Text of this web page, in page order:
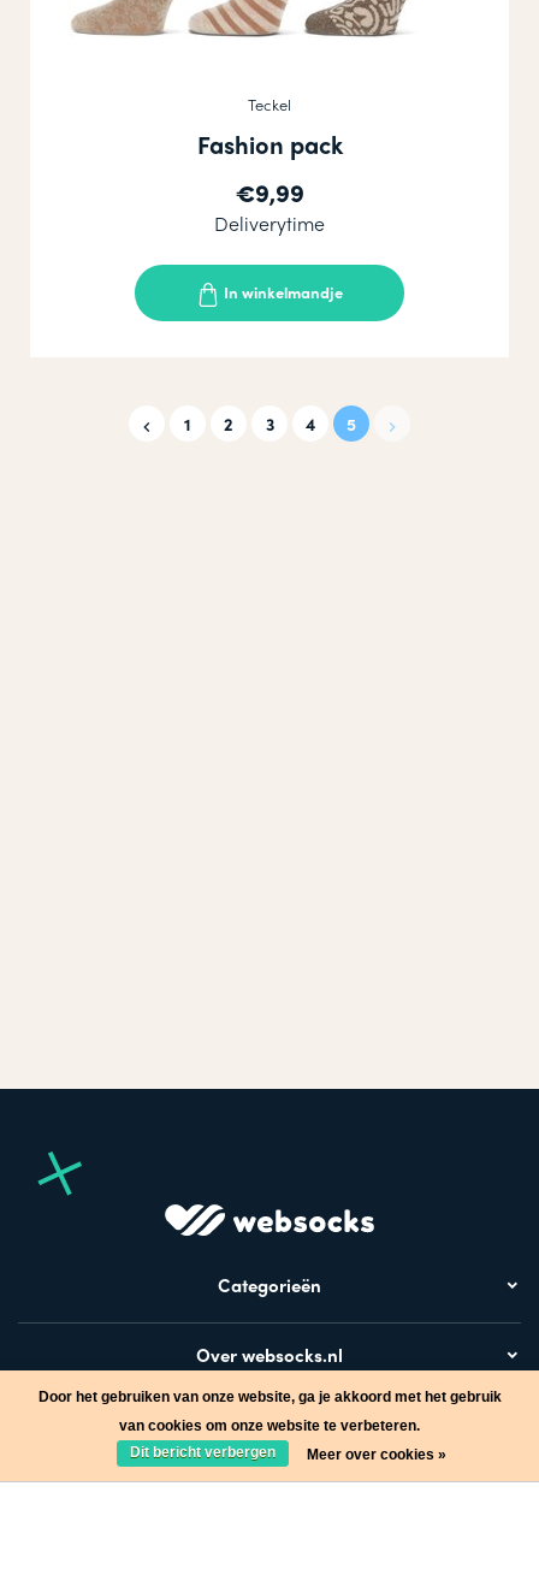
Teckel
Fashion pack
€9,99
Deliverytime
In winkelmandje
1 2 3 4 5
Categorieën
Over websocks.nl
Bezoek ook
Door het gebruiken van onze website, ga je akkoord met het gebruik
van cookies om onze website te verbeteren.
Dit bericht verbergen
Meer over cookies »